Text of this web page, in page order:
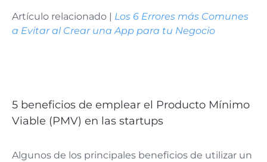
Artículo relacionado |
Los 6 Errores más Comunes
a Evitar al Crear una App para tu Negocio
5 beneficios de emplear el Producto Mínimo
Viable (PMV) en las startups
Algunos de los principales beneficios de utilizar un